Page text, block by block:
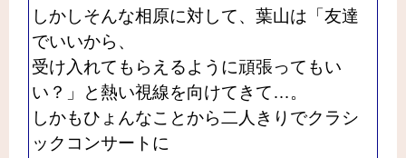
しかしそんな相原に対して、葉山は「友達
でいいから、
受け入れてもらえるように頑張ってもい
い？」と熱い視線を向けてきて…。
しかもひょんなことから二人きりでクラシ
ックコンサートに